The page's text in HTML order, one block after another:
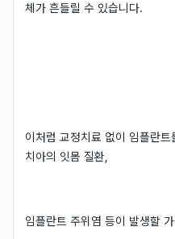
체가 흔들릴 수 있습니다.
이처럼 교정치료 없이 임플란
치아의 잇몸 질환,
임플란트 주위염 등이 발생할